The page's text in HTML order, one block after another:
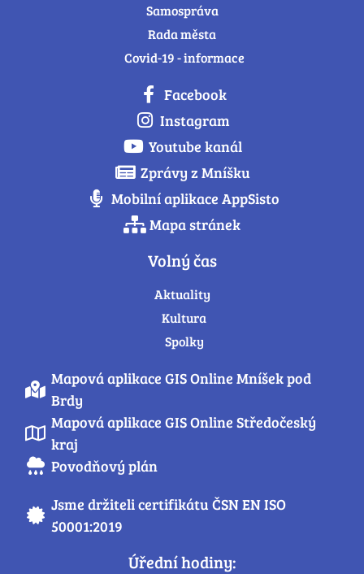
Samospráva
Rada města
Covid-19 - informace
Facebook
Instagram
Youtube kanál
Zprávy z Mníšku
Mobilní aplikace AppSisto
Mapa stránek
Volný čas
Aktuality
Kultura
Spolky
Mapová aplikace GIS Online Mníšek pod
Brdy
Mapová aplikace GIS Online Středočeský
kraj
Povodňový plán
Jsme držiteli certifikátu ČSN EN ISO
50001:2019
Úřední hodiny: